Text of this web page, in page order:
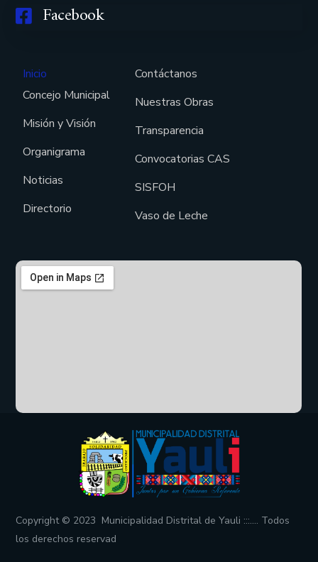
Facebook
Inicio
Concejo Municipal
Misión y Visión
Organigrama
Noticias
Directorio
Contáctanos
Nuestras Obras
Transparencia
Convocatorias CAS
SISFOH
Vaso de Leche
Copyright © 2023 Municipalidad Distrital de Yauli :::…. Todos
los derechos reservad